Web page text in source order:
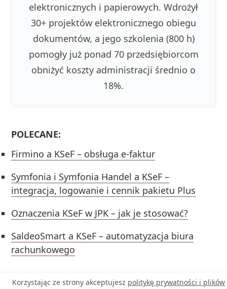
elektronicznych i papierowych. Wdrożył
30+ projektów elektronicznego obiegu
dokumentów, a jego szkolenia (800 h)
pomogły już ponad 70 przedsiębiorcom
obniżyć koszty administracji średnio o
18%.
POLECANE:
Firmino a KSeF – obsługa e-faktur
Symfonia i Symfonia Handel a KSeF –
integracja, logowanie i cennik pakietu Plus
Oznaczenia KSeF w JPK – jak je stosować?
SaldeoSmart a KSeF – automatyzacja biura
rachunkowego
Korzystając ze strony akceptujesz politykę prywatności i plików